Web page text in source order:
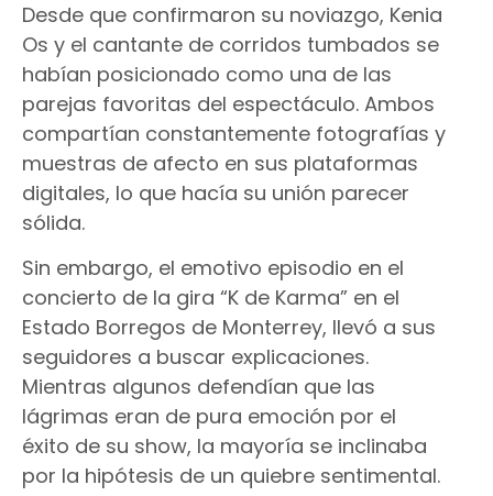
Desde que confirmaron su noviazgo, Kenia
Os y el cantante de corridos tumbados se
habían posicionado como una de las
parejas favoritas del espectáculo. Ambos
compartían constantemente fotografías y
muestras de afecto en sus plataformas
digitales, lo que hacía su unión parecer
sólida.
Sin embargo, el emotivo episodio en el
concierto de la gira “K de Karma” en el
Estado Borregos de Monterrey, llevó a sus
seguidores a buscar explicaciones.
Mientras algunos defendían que las
lágrimas eran de pura emoción por el
éxito de su show, la mayoría se inclinaba
por la hipótesis de un quiebre sentimental.